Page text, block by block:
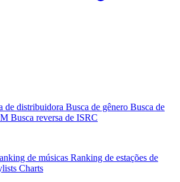
de distribuidora Busca de gênero Busca de
Busca reversa de ISRC
de músicas Ranking de estações de
Charts